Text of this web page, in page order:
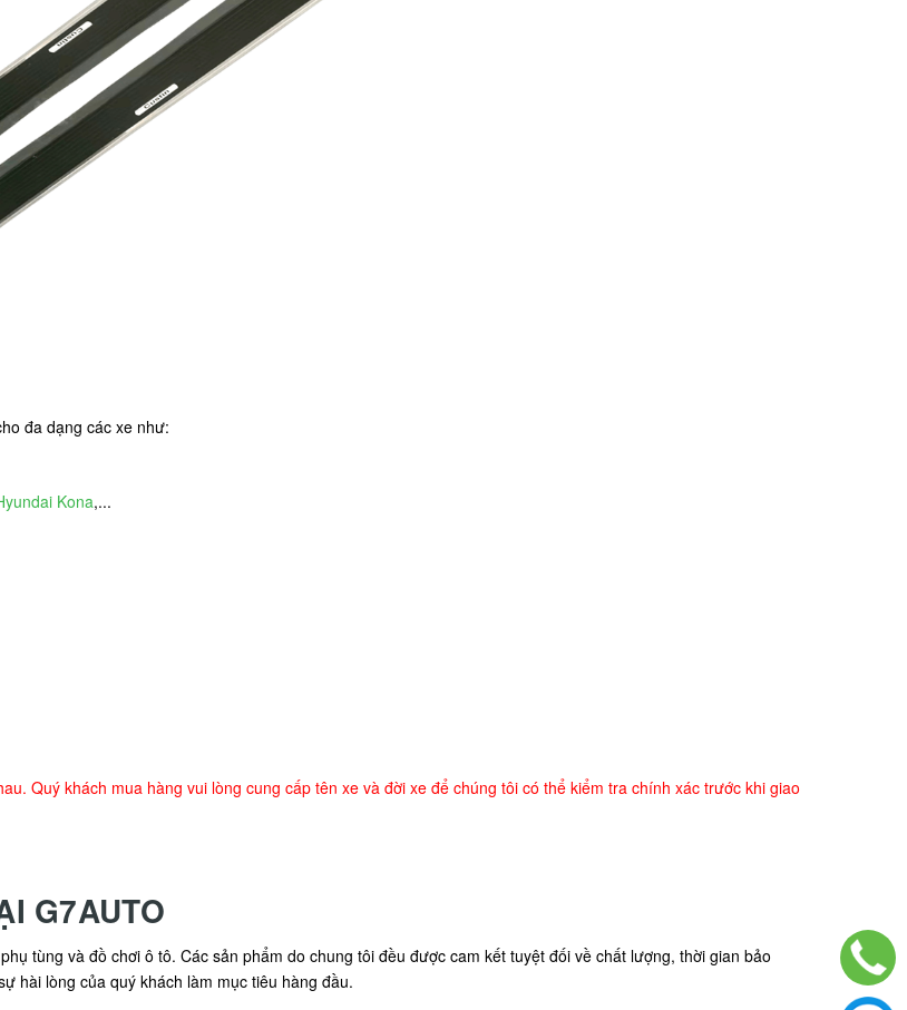
đa dạng các xe như:
Kona,...
Quý khách mua hàng vui lòng cung cấp tên xe và đời xe để chúng tôi có thể kiểm tra chính xác trước khi giao
G7AUTO
tùng và đồ chơi ô tô. Các sản phẩm do chung tôi đều được cam kết tuyệt đối về chất lượng, thời gian bảo
hài lòng của quý khách làm mục tiêu hàng đầu.